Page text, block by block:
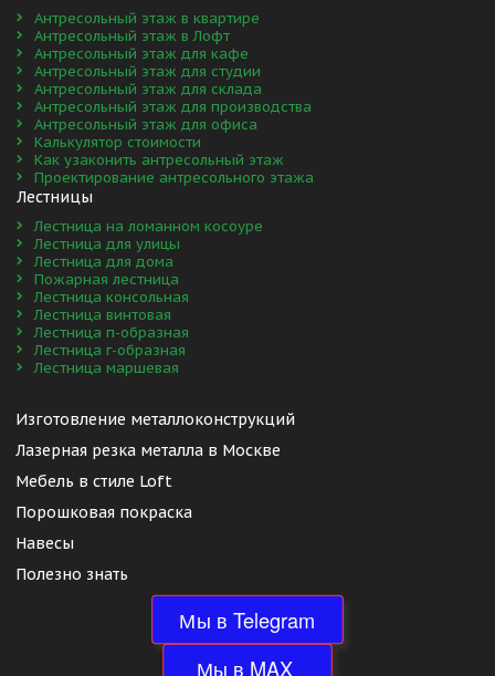
Антресольный этаж в квартире
Антресольный этаж в Лофт
Антресольный этаж для кафе
Антресольный этаж для студии
Антресольный этаж для склада
Антресольный этаж для производства
Антресольный этаж для офиса
Калькулятор стоимости
Как узаконить антресольный этаж
Проектирование антресольного этажа
Лестницы
Лестница на ломанном косоуре
Лестница для улицы
Лестница для дома
Пожарная лестница
Лестница консольная
Лестница винтовая
Лестница п-образная
Лестница г-образная
Лестница маршевая
Изготовление металлоконструкций
Лазерная резка металла в Москве
Мебель в стиле Loft
Порошковая покраска
Навесы
Полезно знать
Мы в Telegram
Мы в MAX